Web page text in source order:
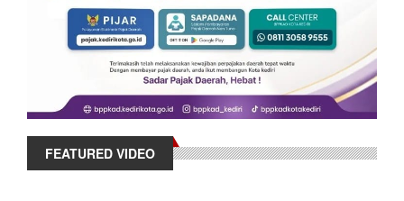
FEATURED VIDEO